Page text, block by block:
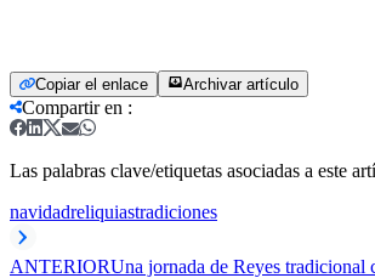
Copiar el enlace Archivar artículo
Compartir en :
Las palabras clave/etiquetas asociadas a este
navidadreliquiastradiciones
ANTERIORUna jornada de Reyes tradicional